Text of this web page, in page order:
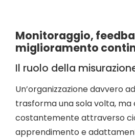
Monitoraggio,
miglioramento
Il ruolo della
Un’organizzazione davvero
trasforma una sola volta, ma
costantemente attraverso
apprendimento e